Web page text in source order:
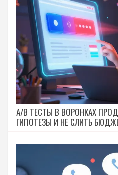
A/B ТЕСТЫ В ВОРОНКАХ
ГИПОТЕЗЫ И НЕ СЛИТЬ